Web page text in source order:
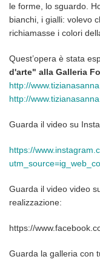
le forme, lo sguardo.
bianchi, i gialli: volevo
richiamasse i colori
Quest’opera è stata
d'arte" alla Galleria
http://
http://
Guarda il video su
https://
Guarda il video video
realizzazione:
https://
Guarda la galleria con